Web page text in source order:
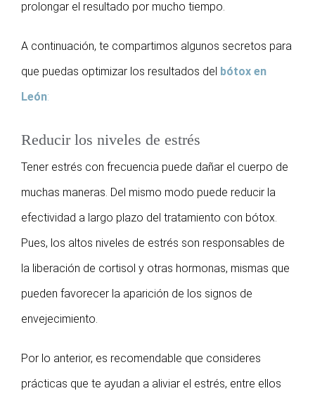
prolongar el resultado por mucho tiempo.
A continuación, te compartimos algunos secretos para
que puedas optimizar los resultados del bótox en
León:
Reducir los niveles de estrés
Tener estrés con frecuencia puede dañar el cuerpo de
muchas maneras. Del mismo modo puede reducir la
efectividad a largo plazo del tratamiento con bótox.
Pues, los altos niveles de estrés son responsables de
la liberación de cortisol y otras hormonas, mismas que
pueden favorecer la aparición de los signos de
envejecimiento.
Por lo anterior, es recomendable que consideres
prácticas que te ayudan a aliviar el estrés, entre ellos